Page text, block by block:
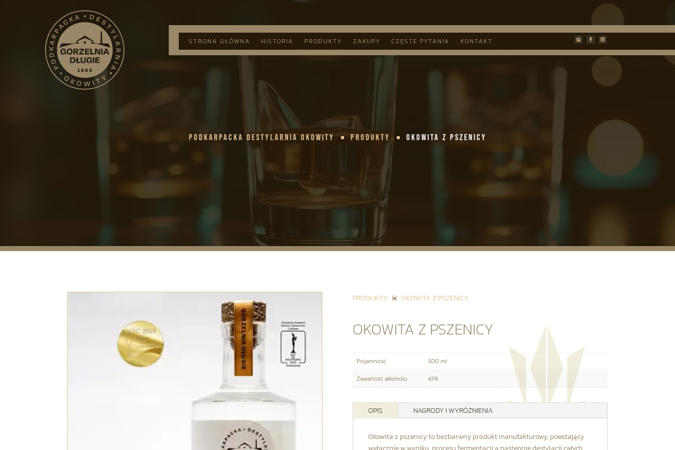
STRONA GŁÓWNA HISTORIA PRODUKTY ZAKUPY CZĘSTE PYTANIA KONTAKT
Podkarpacka Destylarnia Okowity ^ Produkty ^ Okowita z pszenicy
PRODUKTY W OKOWITA Z PSZENICY
OKOWITA Z PSZENICY
Pojemność
500 ml
Zawartość alkoholu
43%
OPIS NAGRODY I WYRÓŻNIENIA
Okowita z pszenicy to bezbarwny produkt manufakturowy, powstający